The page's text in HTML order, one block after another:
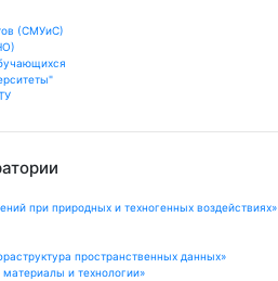
(СМУиС)
при природных и техногенных воздействиях»
пространственных данных»
и технологии»